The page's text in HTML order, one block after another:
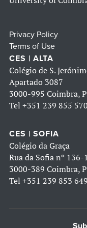
Privacy Policy
Terms of Use
CES | ALTA
Colégio de S.
Apartado 3087
3000-995 Coimbra,
Tel +351 239 855 570
CES | SOFIA
Colégio da Graça
Rua da Sofia nº 136-
3000-389 Coimbra,
Tel +351 239 853 649